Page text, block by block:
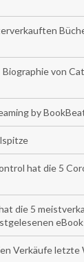
von
by
hat die 5
die 5
Verkäufe letzte